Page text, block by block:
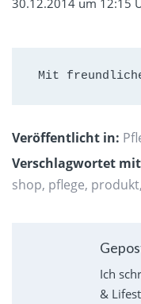
30.12.2014 um 12:15
Mit
Veröffentlicht in:
Verschlagwortet mit
shop, pflege, produkt,
Ich
&